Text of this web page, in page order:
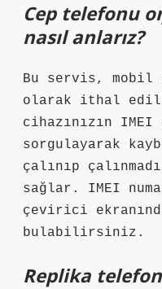
Cep telefonu
nasıl anlarız?
Bu servis, mobil
olarak ithal
cihazınızın IMEI
sorgulayarak
çalınıp
sağlar. IMEI
çevirici
bulabilirsiniz.
Replika telefon